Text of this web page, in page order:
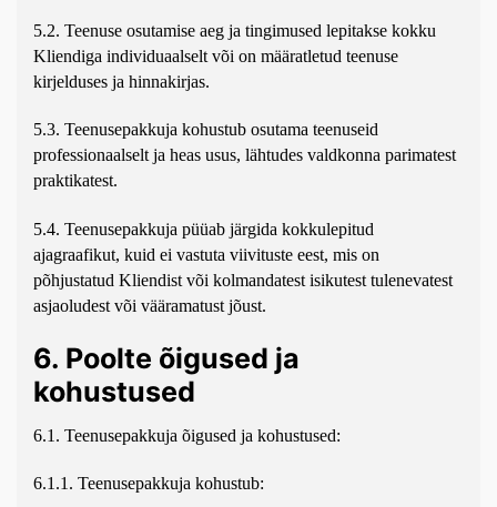
5.2. Teenuse osutamise aeg ja tingimused lepitakse kokku
Kliendiga individuaalselt või on määratletud teenuse
kirjelduses ja hinnakirjas.
5.3. Teenusepakkuja kohustub osutama teenuseid
professionaalselt ja heas usus, lähtudes valdkonna parimatest
praktikatest.
5.4. Teenusepakkuja püüab järgida kokkulepitud
ajagraafikut, kuid ei vastuta viivituste eest, mis on
põhjustatud Kliendist või kolmandatest isikutest tulenevatest
asjaoludest või vääramatust jõust.
6. Poolte õigused ja
kohustused
6.1. Teenusepakkuja õigused ja kohustused:
6.1.1. Teenusepakkuja kohustub: